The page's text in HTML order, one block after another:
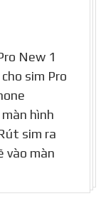
New 1
sim Pro
hình
sim ra
vào màn